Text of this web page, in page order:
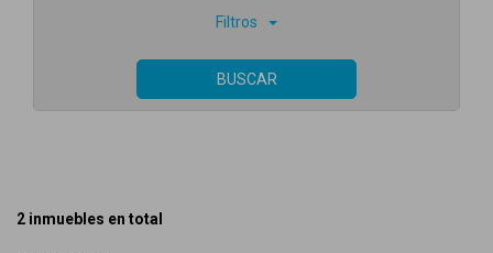
Filtros
BUSCAR
2 inmuebles en total